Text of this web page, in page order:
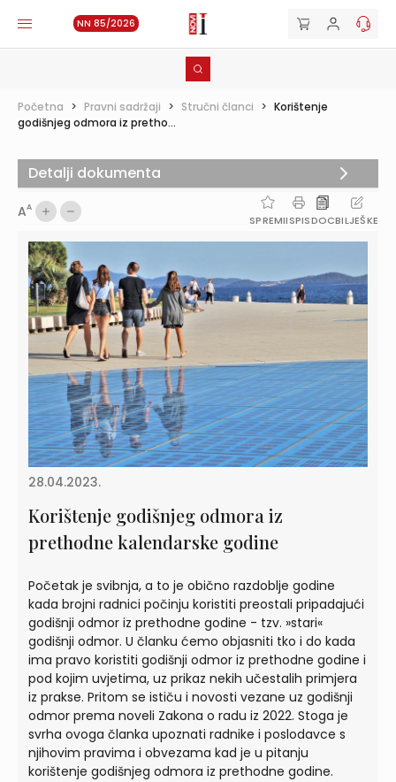
NN 85/2026
Početna > Pravni sadržaji > Stručni članci > Korištenje
godišnjeg odmora iz pretho...
AA
SPREMIISPISDOCBILJEŠKE
28.04.2023.
Korištenje godišnjeg odmora iz
prethodne kalendarske godine
Početak je svibnja, a to je obično razdoblje godine
kada brojni radnici počinju koristiti preostali pripadajući
godišnji odmor iz prethodne godine - tzv. »stari«
godišnji odmor. U članku ćemo objasniti tko i do kada
ima pravo koristiti godišnji odmor iz prethodne godine i
pod kojim uvjetima, uz prikaz nekih učestalih primjera
iz prakse. Pritom se ističu i novosti vezane uz godišnji
odmor prema noveli Zakona o radu iz 2022. Stoga je
svrha ovoga članka upoznati radnike i poslodavce s
njihovim pravima i obvezama kad je u pitanju
korištenje godišnjeg odmora iz prethodne godine.
Detalji dokumenta